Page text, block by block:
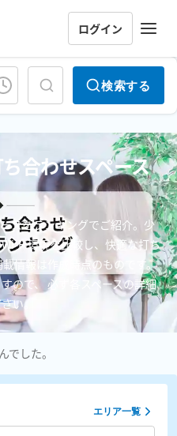
ログイン
検索する
合わせスペース
スをランキングでご紹介。少
Fi環境を比較し、快適な打ち
情報は作成時点のものです。
ので、 必ず各スペースの詳細
い。
した。
エリア一覧